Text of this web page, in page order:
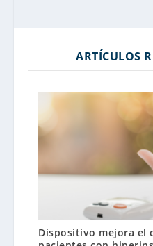
ARTÍCULOS
Dispositivo mejora el